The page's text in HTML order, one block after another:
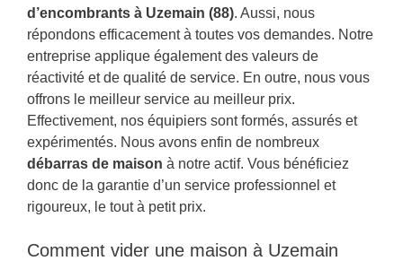
d’encombrants à Uzemain (88). Aussi, nous
répondons efficacement à toutes vos demandes. Notre
entreprise applique également des valeurs de
réactivité et de qualité de service. En outre, nous vous
offrons le meilleur service au meilleur prix.
Effectivement, nos équipiers sont formés, assurés et
expérimentés. Nous avons enfin de nombreux
débarras de maison à notre actif. Vous bénéficiez
donc de la garantie d’un service professionnel et
rigoureux, le tout à petit prix.
Comment vider une maison à Uzemain